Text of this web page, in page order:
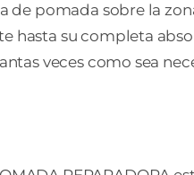
de pomada sobre la
hasta su completa
veces como sea